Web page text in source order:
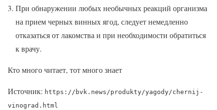
При обнаружении любых необычных реакций организма
на прием черных винных ягод, следует немедленно
отказаться от лакомства и при необходимости обратиться
к врачу.
Кто много читает, тот много знает
Источник: https://bvk.news/produkty/yagody/chernij-
vinograd.html